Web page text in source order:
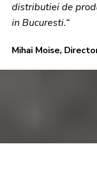
distributiei de
in Bucuresti.“
Mihai Moise,